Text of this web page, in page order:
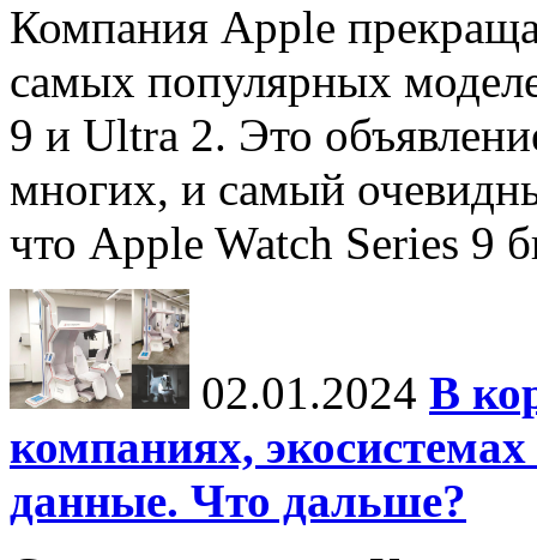
Компания Apple
самых популярных
9 и Ultra 2. Это
многих, и самый
что Apple Watch Series 9
02.01.2024 В
компаниях,
данные. Что дальше?